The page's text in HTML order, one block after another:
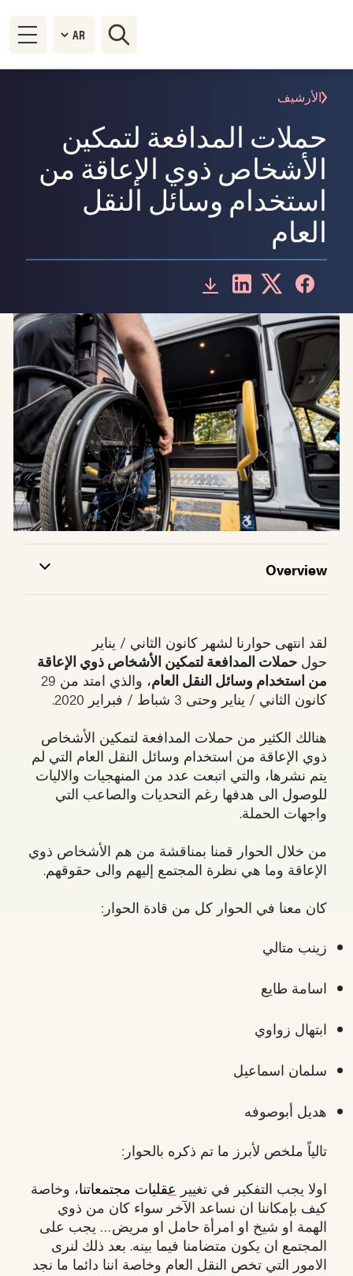
الأرشيف
حملات المدافعة لتمكين
الأشخاص ذوي الإعاقة من
استخدام وسائل النقل
العام
Overview
لقد انتهى حوارنا لشهر كانون الثاني / يناير
حول حملات المدافعة لتمكين الأشخاص ذوي الإعاقة
من استخدام وسائل النقل العام
، والذي امتد من 29
كانون الثاني / يناير وحتى 3 شباط / فبراير 2020.
هنالك الكثير من حملات المدافعة لتمكين الأشخاص
ذوي الإعاقة من استخدام وسائل النقل العام التي لم
يتم نشرها، والتي اتبعت عدد من المنهجيات والاليات
للوصول الى هدفها رغم التحديات والصاعب التي
واجهات الحملة.
من خلال الحوار قمنا بمناقشة من هم الأشخاص ذوي
الإعاقة وما هي نظرة المجتمع إليهم والى حقوقهم.
كان معنا في الحوار كل من قادة الحوار:
زينب متالي
اسامة طايع
ابتهال زواوي
سلمان اسماعيل
هديل أبوصوفه
تالياً ملخص لأبرز ما تم ذكره بالحوار:
اولا يجب التفكير في تغيير عقليات مجتمعاتنا، وخاصة
كيف بإمكاننا ان نساعد الآخر سواء كان من ذوي
الهمة او شيخ او امرأة حامل او مريض… يجب على
المجتمع ان يكون متضامنا فيما بينه. بعد ذلك لنرى
الامور التي تخص النقل العام وخاصة اننا دائما ما نجد